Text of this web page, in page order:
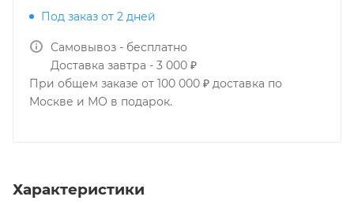
Под заказ от 2 дней
Самовывоз - бесплатно
Доставка завтра - 3 000 ₽
При общем заказе от 100 000 ₽ доставка по
Москве и МО в подарок.
Характеристики